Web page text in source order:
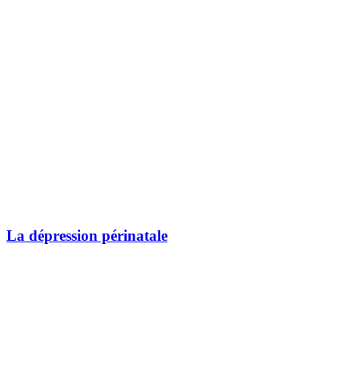
La dépression périnatale